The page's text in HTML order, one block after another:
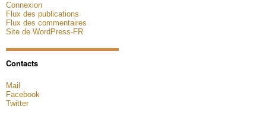
Connexion
Flux des publications
Flux des commentaires
Site de WordPress-FR
Contacts
Mail
Facebook
Twitter